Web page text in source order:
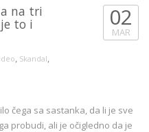
na tri
to i
Skandal
02
MAR
čega sa sastanka, da li je sve
probudi, ali je očigledno da je